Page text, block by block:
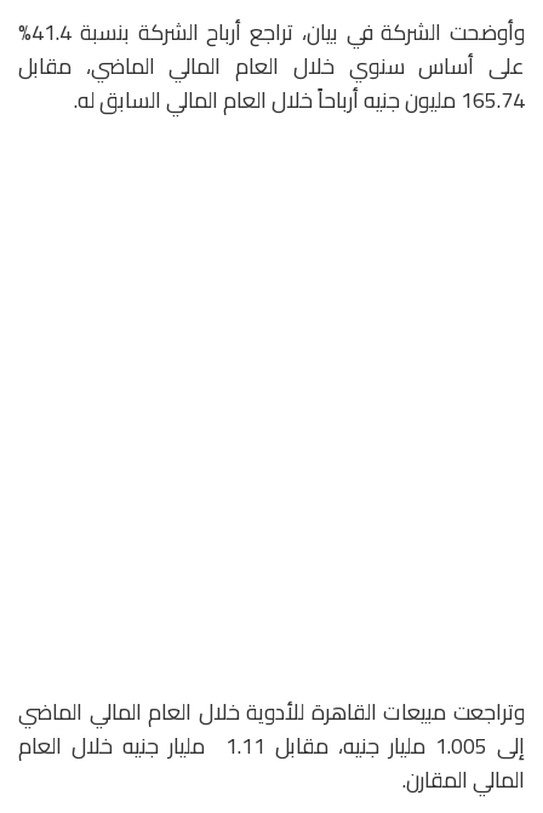
وأوضحت الشركة في بيان، تراجع أرباح الشركة بنسبة 41.4%
على أساس سنوي خلال العام المالي الماضي، مقابل
165.74 مليون جنيه أرباحاً خلال العام المالي السابق له.
وتراجعت مبيعات القاهرة للأدوية خلال العام المالي الماضي
إلى 1.005 مليار جنيه، مقابل 1.11 مليار جنيه خلال العام
المالي المقارن.